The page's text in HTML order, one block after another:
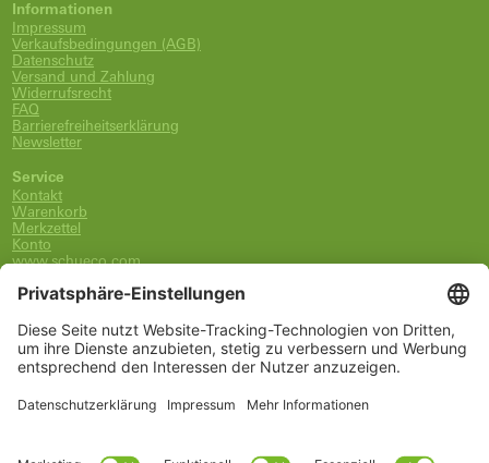
Informationen
Impressum
Verkaufsbedingungen (AGB)
Datenschutz
Versand und Zahlung
Widerrufsrecht
FAQ
Barrierefreiheitserklärung
Newsletter
Service
Kontakt
Warenkorb
Merkzettel
Konto
www.schueco.com
0800-400-4007
kostenlos aus dem dt. Festnetz
Unsere Marken
Alle Marken
Schüco International KG